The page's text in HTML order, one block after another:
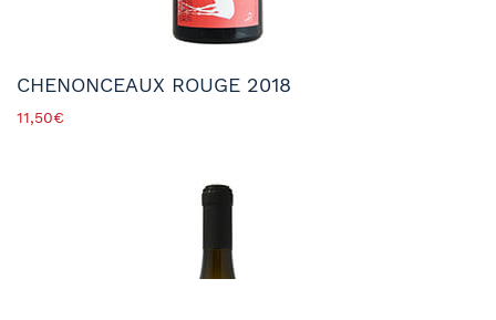
CHENONCEAUX ROUGE 2018
11,50€